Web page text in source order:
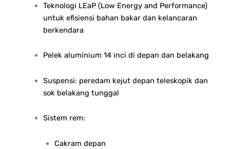
Teknologi LEaP (Low Energy and Performance)
untuk efisiensi bahan bakar dan kelancaran
berkendara
Pelek aluminium 14 inci di depan dan belakang
Suspensi: peredam kejut depan teleskopik dan
sok belakang tunggal
Sistem rem:
Cakram depan